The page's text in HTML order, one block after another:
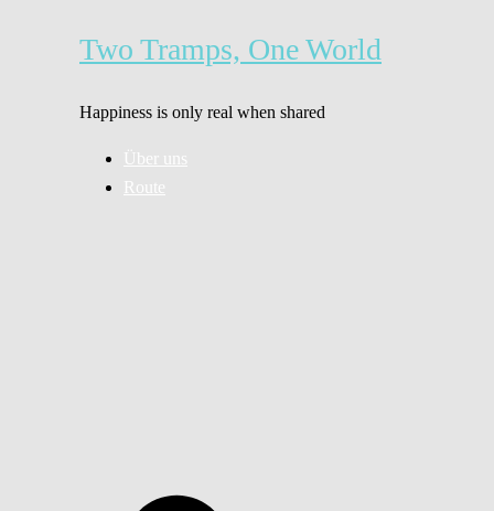
Two Tramps, One World
Happiness is only real when shared
Über uns
Route